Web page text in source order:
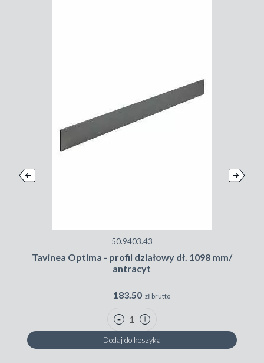
50.9403.43
Tavinea Optima - profil działowy dł. 1098 mm/
antracyt
183.50 zł brutto
Dodaj do koszyka